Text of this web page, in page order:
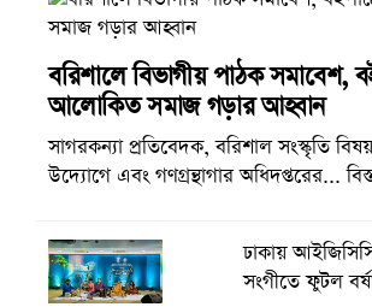
বরিশালে বিভাগীয় পাঠক সমাবেশ,
আলোকিত সমাজ গড়ার আহ্বান
সাগরকন্যা প্রতিবেদক, বরিশাল সংস্কৃতি
উদ্যোগে এবং গণগ্রন্থাগার অধিদপ্তরের...
ঢাকায়
সংগীতে ফুটল